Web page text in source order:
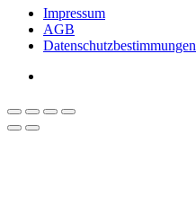
Impressum
AGB
Datenschutzbestimmungen